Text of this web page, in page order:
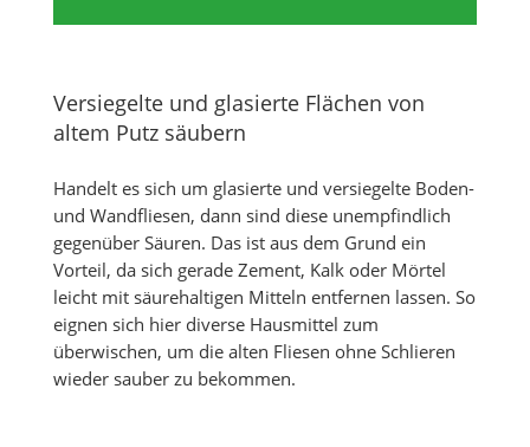
Versiegelte und glasierte Flächen von
altem Putz säubern
Handelt es sich um glasierte und versiegelte Boden-
und Wandfliesen, dann sind diese unempfindlich
gegenüber Säuren. Das ist aus dem Grund ein
Vorteil, da sich gerade Zement, Kalk oder Mörtel
leicht mit säurehaltigen Mitteln entfernen lassen. So
eignen sich hier diverse Hausmittel zum
überwischen, um die alten Fliesen ohne Schlieren
wieder sauber zu bekommen.